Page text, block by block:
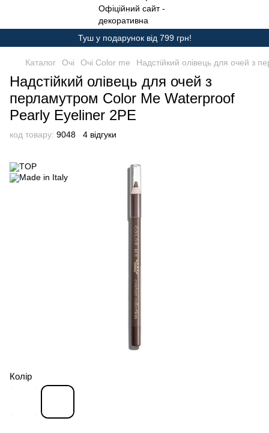
Туш у подарунок від 799 грн!
Каталог Очі Очі Color me Надстійкий олівець для очей з
Надстійкий олівець для очей з
перламутром Color Me Waterproof
Pearly Eyeliner 2PE
код товару: 9048 4 відгуки
Колір